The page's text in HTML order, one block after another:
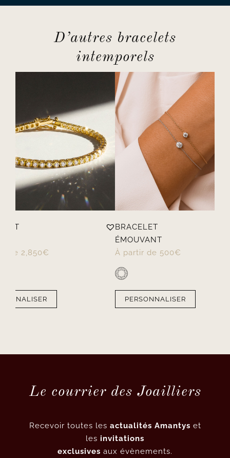
D’autres bracelets
intemporels
de 2,850€
BRACELET
ÉMOUVANT
À partir de 500€
PERSONNALISER
Le courrier des Joailliers
Recevoir toutes les actualités Amantys et
les invitations
exclusives aux évènements.